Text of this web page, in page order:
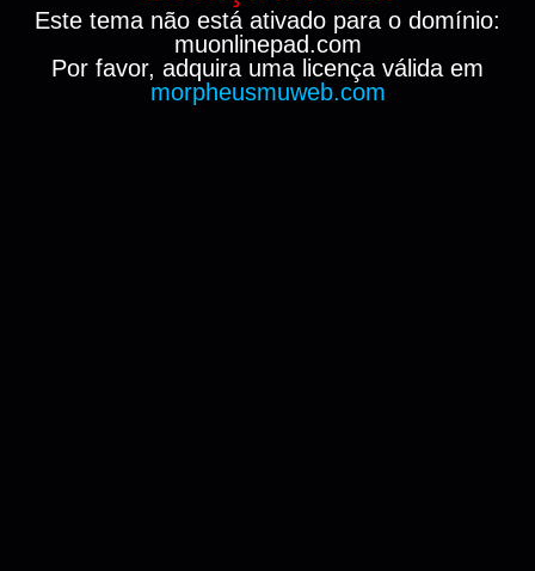
Este tema não está ativado para o domínio:
muonlinepad.com
Por favor, adquira uma licença válida em
morpheusmuweb.com